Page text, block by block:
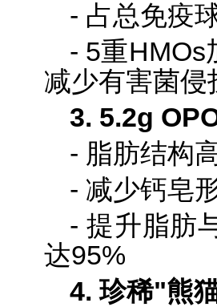
- 占总免疫
- 5重HMOs
减少有害菌侵
3. 5.2g
- 脂肪结构
- 减少钙皂
- 提升脂肪
达95%
4. 珍稀"熊